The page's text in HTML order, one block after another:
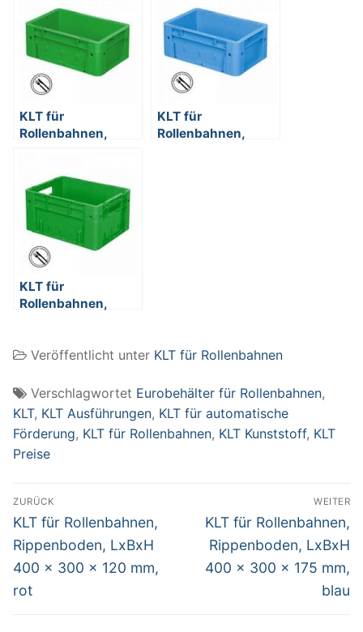
KLT für
Rollenbahnen,
120 mm, grün
KLT für
Rollenbahnen,
KLT für
Rollenbahnen,
210 mm, grün
Veröffentlicht unter KLT für Rollenbahnen
Verschlagwortet Eurobehälter für Rollenbahnen,
KLT, KLT Ausführungen, KLT für automatische
Förderung, KLT für Rollenbahnen, KLT Kunststoff, KLT
Preise
Beitragsnavigation
ZURÜCK
Vorheriger
Beitrag:
KLT für Rollenbahnen,
Rippenboden, LxBxH
400 x 300 x 120 mm,
rot
WEITER
Nächster
Beitrag:
KLT für Rollenbahnen,
Rippenboden, LxBxH
400 x 300 x 175 mm,
blau